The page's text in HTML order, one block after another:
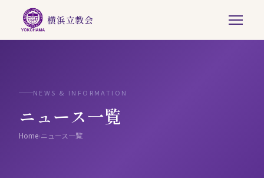
横浜立教会
NEWS & INFORMATION
ニュース一覧
Home›ニュース一覧